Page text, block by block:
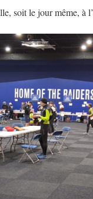
soit le jour même, à